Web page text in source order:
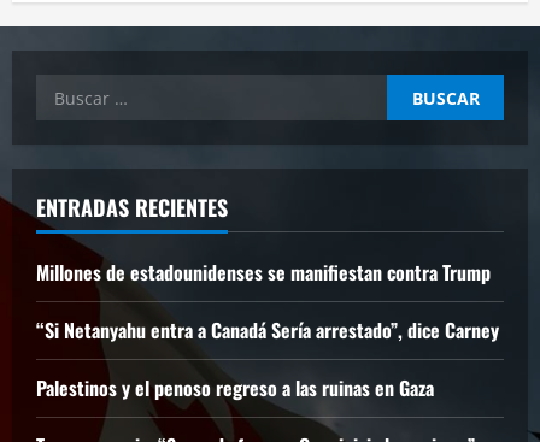
Buscar:
ENTRADAS RECIENTES
Millones de estadounidenses se manifiestan contra Trump
“Si Netanyahu entra a Canadá Sería arrestado”, dice Carney
Palestinos y el penoso regreso a las ruinas en Gaza